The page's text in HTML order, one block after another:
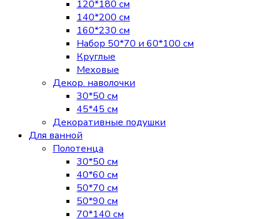
120*180 см
140*200 см
160*230 см
Набор 50*70 и 60*100 см
Круглые
Меховые
Декор. наволочки
30*50 см
45*45 см
Декоративные подушки
Для ванной
Полотенца
30*50 см
40*60 см
50*70 см
50*90 см
70*140 см